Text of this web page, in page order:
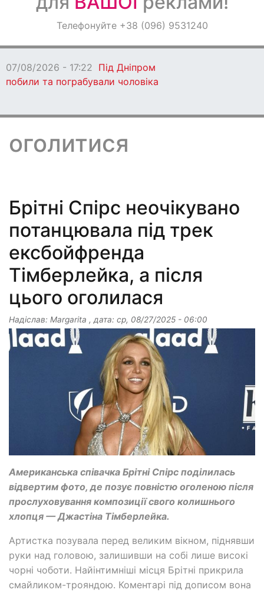
ОголошенняТелефонуйте +38 (096) 9531240
07/08/2026 - 17:18
Росіяни знову
атакували Дніпровський район
оголитися
Брітні Спірс неочікувано
потанцювала під трек
ексбойфренда
Тімберлейка, а після
цього оголилася
Надіслав: Margarita , дата: ср, 08/27/2025 - 06:00
Американська співачка Брітні Спірс поділилась
відвертим фото, де позує повністю оголеною піcля
прослуховування композиції свого колишнього
хлопця — Джастіна Тімберлейка.
Артистка позувала перед великим вікном, піднявши
руки над головою, залишивши на собі лише високі
чорні чоботи. Найінтимніші місця Брітні прикрила
смайликом-трояндою. Коментарі під дописом вона